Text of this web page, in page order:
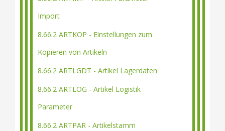
Import
8.66.2 ARTKOP - Einstellungen zum
Kopieren von Artikeln
8.66.2 ARTLGDT - Artikel Lagerdaten
8.66.2 ARTLOG - Artikel Logistik
Parameter
8.66.2 ARTPAR - Artikelstamm